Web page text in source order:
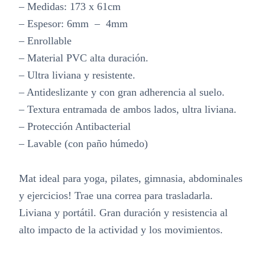
– Medidas: 173 x 61cm
– Espesor: 6mm – 4mm
– Enrollable
– Material PVC alta duración.
– Ultra liviana y resistente.
– Antideslizante y con gran adherencia al suelo.
– Textura entramada de ambos lados, ultra liviana.
– Protección Antibacterial
– Lavable (con paño húmedo)
Mat ideal para yoga, pilates, gimnasia, abdominales
y ejercicios! Trae una correa para trasladarla.
Liviana y portátil. Gran duración y resistencia al
alto impacto de la actividad y los movimientos.